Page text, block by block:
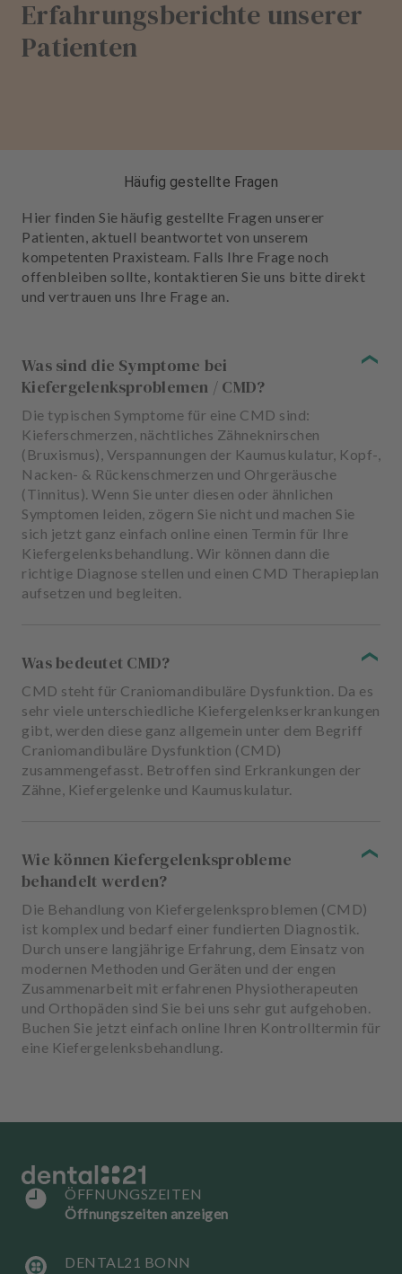
Erfahrungsberichte unserer
Patienten
Häufig gestellte Fragen
Hier finden Sie häufig gestellte Fragen unserer
Patienten, aktuell beantwortet von unserem
kompetenten Praxisteam. Falls Ihre Frage noch
offenbleiben sollte, kontaktieren Sie uns bitte direkt
und vertrauen uns Ihre Frage an.
Was sind die Symptome bei
Kiefergelenksproblemen / CMD?
Die typischen Symptome für eine CMD sind:
Kieferschmerzen, nächtliches Zähneknirschen
(Bruxismus), Verspannungen der Kaumuskulatur, Kopf-,
Nacken- & Rückenschmerzen und Ohrgeräusche
(Tinnitus). Wenn Sie unter diesen oder ähnlichen
Symptomen leiden, zögern Sie nicht und machen Sie
sich jetzt ganz einfach online einen Termin für Ihre
Kiefergelenksbehandlung. Wir können dann die
richtige Diagnose stellen und einen CMD Therapieplan
aufsetzen und begleiten.
Was bedeutet CMD?
CMD steht für Craniomandibuläre Dysfunktion. Da es
sehr viele unterschiedliche Kiefergelenkserkrankungen
gibt, werden diese ganz allgemein unter dem Begriff
Craniomandibuläre Dysfunktion (CMD)
zusammengefasst. Betroffen sind Erkrankungen der
Zähne, Kiefergelenke und Kaumuskulatur.
Wie können Kiefergelenksprobleme
behandelt werden?
Die Behandlung von Kiefergelenksproblemen (CMD)
ist komplex und bedarf einer fundierten Diagnostik.
Durch unsere langjährige Erfahrung, dem Einsatz von
modernen Methoden und Geräten und der engen
Zusammenarbeit mit erfahrenen Physiotherapeuten
und Orthopäden sind Sie bei uns sehr gut aufgehoben.
Buchen Sie jetzt einfach online Ihren Kontrolltermin für
eine Kiefergelenksbehandlung.
ÖFFNUNGSZEITEN
Öffnungszeiten anzeigen
DENTAL21 BONN